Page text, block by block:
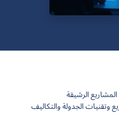
الرشيقة
وتقنيات الجدولة والتكاليف